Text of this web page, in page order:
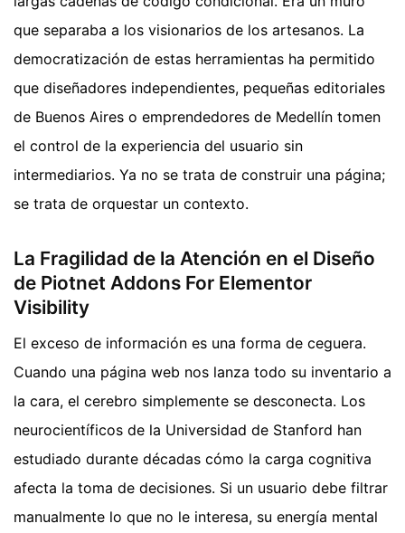
que separaba a los visionarios de los artesanos. La
democratización de estas herramientas ha permitido
que diseñadores independientes, pequeñas editoriales
de Buenos Aires o emprendedores de Medellín tomen
el control de la experiencia del usuario sin
intermediarios. Ya no se trata de construir una página;
se trata de orquestar un contexto.
La Fragilidad de la Atención en el Diseño
de Piotnet Addons For Elementor
Visibility
El exceso de información es una forma de ceguera.
Cuando una página web nos lanza todo su inventario a
la cara, el cerebro simplemente se desconecta. Los
neurocientíficos de la Universidad de Stanford han
estudiado durante décadas cómo la carga cognitiva
afecta la toma de decisiones. Si un usuario debe filtrar
manualmente lo que no le interesa, su energía mental